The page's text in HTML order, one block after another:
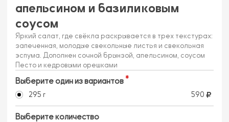
апельсином и базиликовым
соусом
Яркий салат, где свёкла раскрывается в трех текстурах:
запеченная, молодые свекольные листья и свекольная
эспума. Дополнен сочной брынзой, апельсином, соусом
Песто и кедровыми орешками
Выберите один из вариантов
295 г 590
Выберите количество